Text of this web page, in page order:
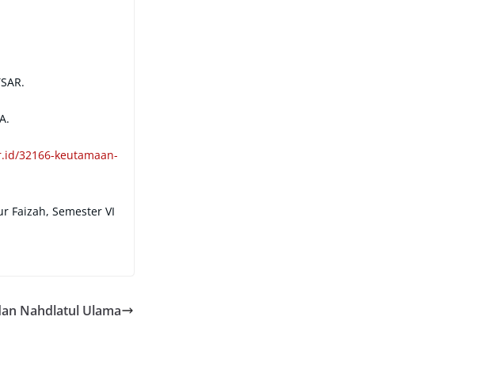
32166-keutamaan-
Faizah, Semester VI
Nahdlatul Ulama